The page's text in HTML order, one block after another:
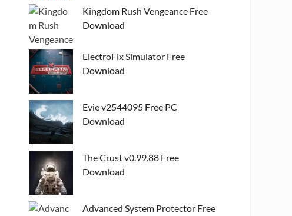
Kingdom Rush Vengeance Free
Download
ElectroFix Simulator Free
Download
Evie v2544095 Free PC
Download
The Crust v0.99.88 Free
Download
Advanced System Protector Free